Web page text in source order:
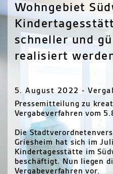
Wohngebiet
schneller und
realisiert
5. August 2022 -
Pressemitteilung zu
Vergabeverfahren vom
Die
Griesheim hat sich im
Kindertagesstätte im
beschäftigt. Nun liegen
Vergabeverfahren vor.